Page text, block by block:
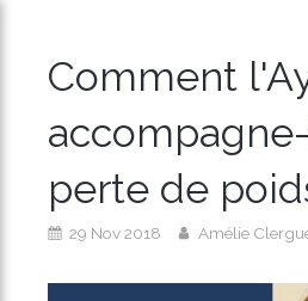
Comment
perte de
29 Nov 2018 Amélie